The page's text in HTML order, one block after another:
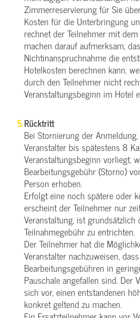
Zimmerreservierung für Sie
Kosten für die Unterbringung
rechnet der Teilnehmer mit
machen darauf aufmerksam,
Nichtinanspruchnahme die
Hotelkosten berechnen kann,
durch den Teilnehmer nicht
Veranstaltungsbeginn im Hotel
Rücktritt
Bei Stornierung der
Veranstalter bis spätestens 8
Veranstaltungsbeginn vorliegt,
Bearbeitungsgebühr (Storno)
Person erhoben.
Erfolgt eine noch spätere oder
erscheint der Teilnehmer nur
Veranstaltung, ist grundsätzlich
Teilnahmegebühr zu entrichten.
Der Teilnehmer hat die
Veranstalter nachzuweisen, dass
Bearbeitungsgebühren in
Pauschale angefallen sind. Der
sich vor, einen entstandenen
konkret geltend zu machen.